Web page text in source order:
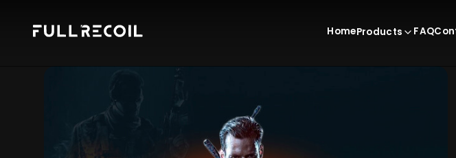
HomeProducts FAQ